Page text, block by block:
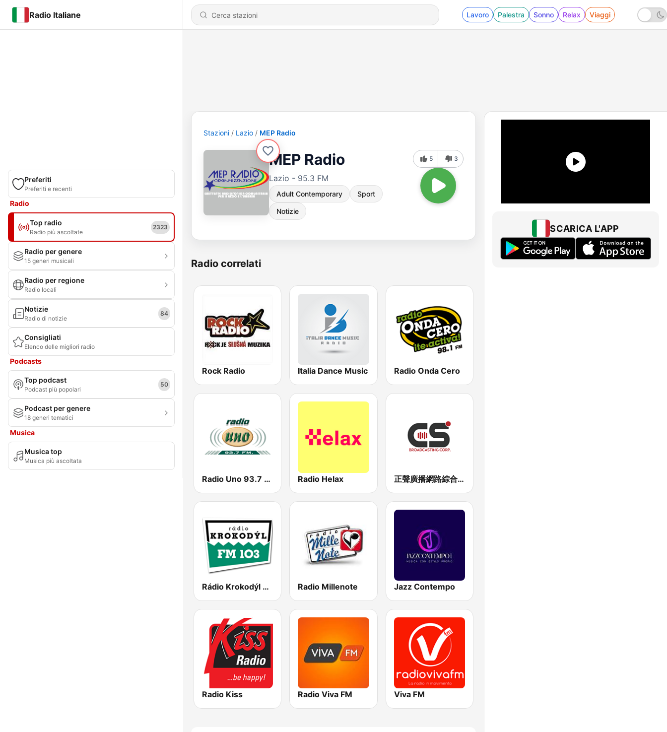
Radio Italiane Lavoro Palestra Sonno Relax Viaggi
Preferiti
Preferiti e recenti
Radio
Top radio
Radio più ascoltate
2323
Radio per genere
15 generi musicali
Radio per regione
Radio locali
Notizie
Radio di notizie
84
Consigliati
Elenco delle migliori radio
Podcasts
Top podcast
Podcast più popolari
50
Podcast per genere
18 generi tematici
Musica
Musica top
Musica più ascoltata
Stazioni Lazio MEP Radio
MEP Radio
Lazio - 95.3 FM
Adult Contemporary Sport
Notizie
5 3
Radio correlati
Rock Radio Italia Dance Music Radio Onda Cero
Radio Uno 93.7 FM Radio Helax 正聲廣播網路綜合台 (CSBC Life)
Rádio Krokodýl FM Radio Millenote Jazz Contempo
Radio Kiss Radio Viva FM Viva FM
SCARICA L'APP